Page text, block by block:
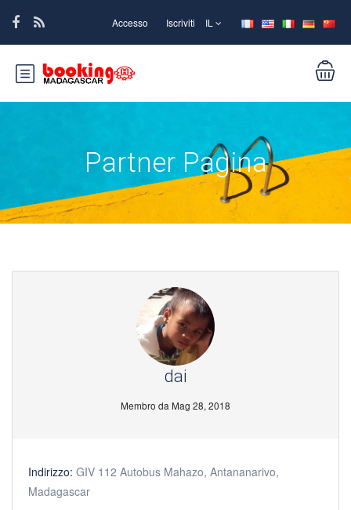
Accesso Iscriviti IL
Partner Pagina
dai
Membro da Mag 28, 2018
Indirizzo: GIV 112 Autobus Mahazo, Antananarivo,
Madagascar